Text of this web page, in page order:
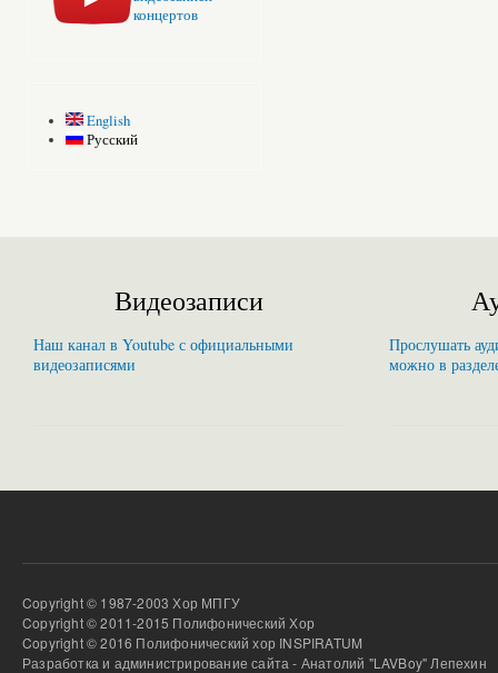
концертов
English
Русский
Видеозаписи
Наш канал в Youtube с официальными
видеозаписями
Прослушать
можно в
Copyright © 1987-2003 Хор МПГУ
Copyright © 2011-2015 Полифонический Хор
Copyright © 2016 Полифонический хор INSPIRATUM
Разработка и администрирование сайта - Анатолий "LAVBoy" Лепехин